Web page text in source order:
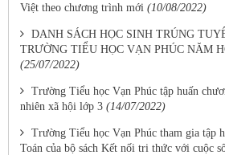
Việt theo chương trình mới (10/08/2022)
DANH SÁCH HỌC SINH TRÚNG
TRƯỜNG TIỂU HỌC VẠN PHÚC NĂM
(25/07/2022)
Trường Tiểu học Vạn Phúc tập huấn
nhiên xã hội lớp 3 (14/07/2022)
Trường Tiểu học Vạn Phúc tham gia tập
Toán của bộ sách Kết nối tri thức với cuộc